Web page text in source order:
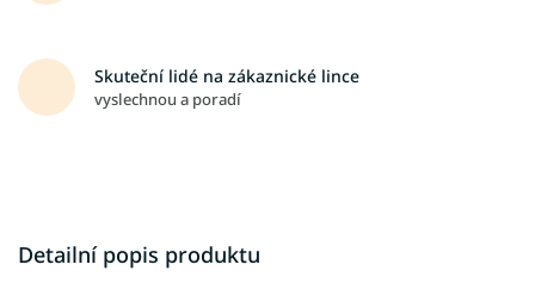
Skuteční lidé na zákaznické lince
vyslechnou a poradí
Detailní popis produktu